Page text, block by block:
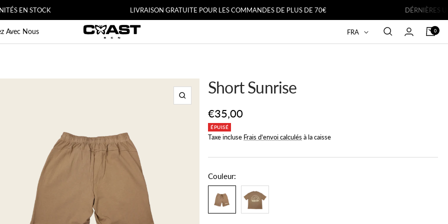
LIVRAISON GRATUITE POUR LES COMMANDES DE PLUS DE 70€ DÉRNIÈRES UNITÉS EN
Avec Nous CoastBcn Langue
FRA 0
Zoom
Short Sunrise
Prix
de
€35,00
ÉPUISÉ
Taxe incluse Frais d'envoi calculés à la caisse
Couleur: